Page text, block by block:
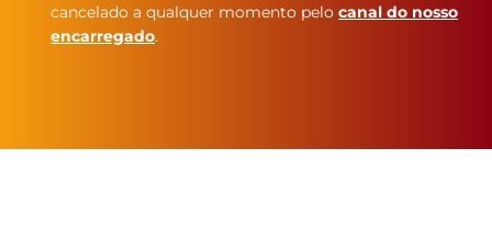
cancelado a qualquer momento pelo canal do nosso
encarregado.